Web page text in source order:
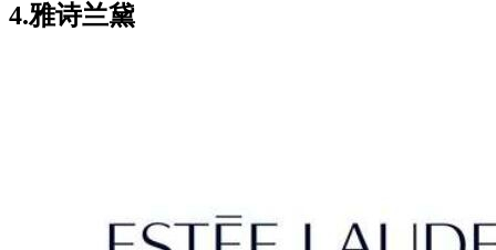
4.雅诗兰黛